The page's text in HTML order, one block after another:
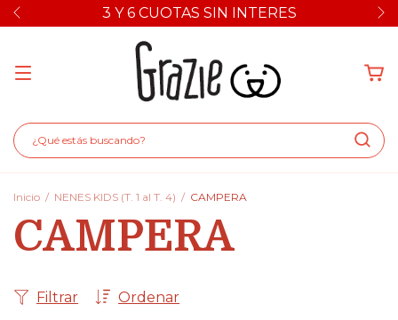
3 Y 6 CUOTAS SIN INTERES
Inicio / NENES KIDS (T. 1 al T. 4) / CAMPERA
CAMPERA
Ordenar
Filtrar